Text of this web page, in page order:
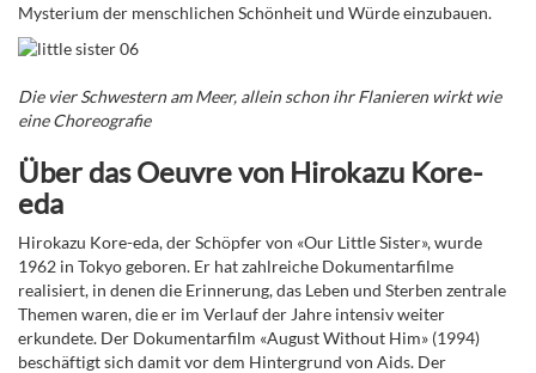
Mysterium der menschlichen Schönheit und Würde einzubauen.
Die vier Schwestern am Meer, allein schon ihr Flanieren wirkt wie
eine Choreografie
Über das Oeuvre von Hirokazu Kore-
eda
Hirokazu Kore-eda, der Schöpfer von «Our Little Sister», wurde
1962 in Tokyo geboren. Er hat zahlreiche Dokumentarfilme
realisiert, in denen die Erinnerung, das Leben und Sterben zentrale
Themen waren, die er im Verlauf der Jahre intensiv weiter
erkundete. Der Dokumentarfilm «August Without Him» (1994)
beschäftigt sich damit vor dem Hintergrund von Aids. Der